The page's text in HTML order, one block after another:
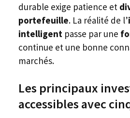
durable exige patience et
portefeuille. La réalité de l’
intelligent passe par une
continue et une bonne
marchés.
Les principaux
accessibles avec